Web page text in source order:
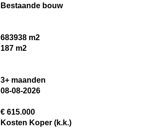
Bestaande bouw
683938 m2
187 m2
3+ maanden
08-08-2026
€ 615.000
Kosten Koper (k.k.)